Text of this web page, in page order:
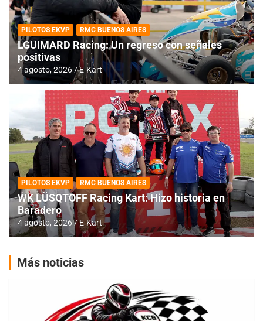
PILOTOS EKVP RMC BUENOS AIRES
LGUIMARD Racing: Un regreso con señales
positivas
4 agosto, 2026 E-Kart
PILOTOS EKVP RMC BUENOS AIRES
WK LÜSQTOFF Racing Kart: Hizo historia en
Baradero
4 agosto, 2026 E-Kart
Más noticias